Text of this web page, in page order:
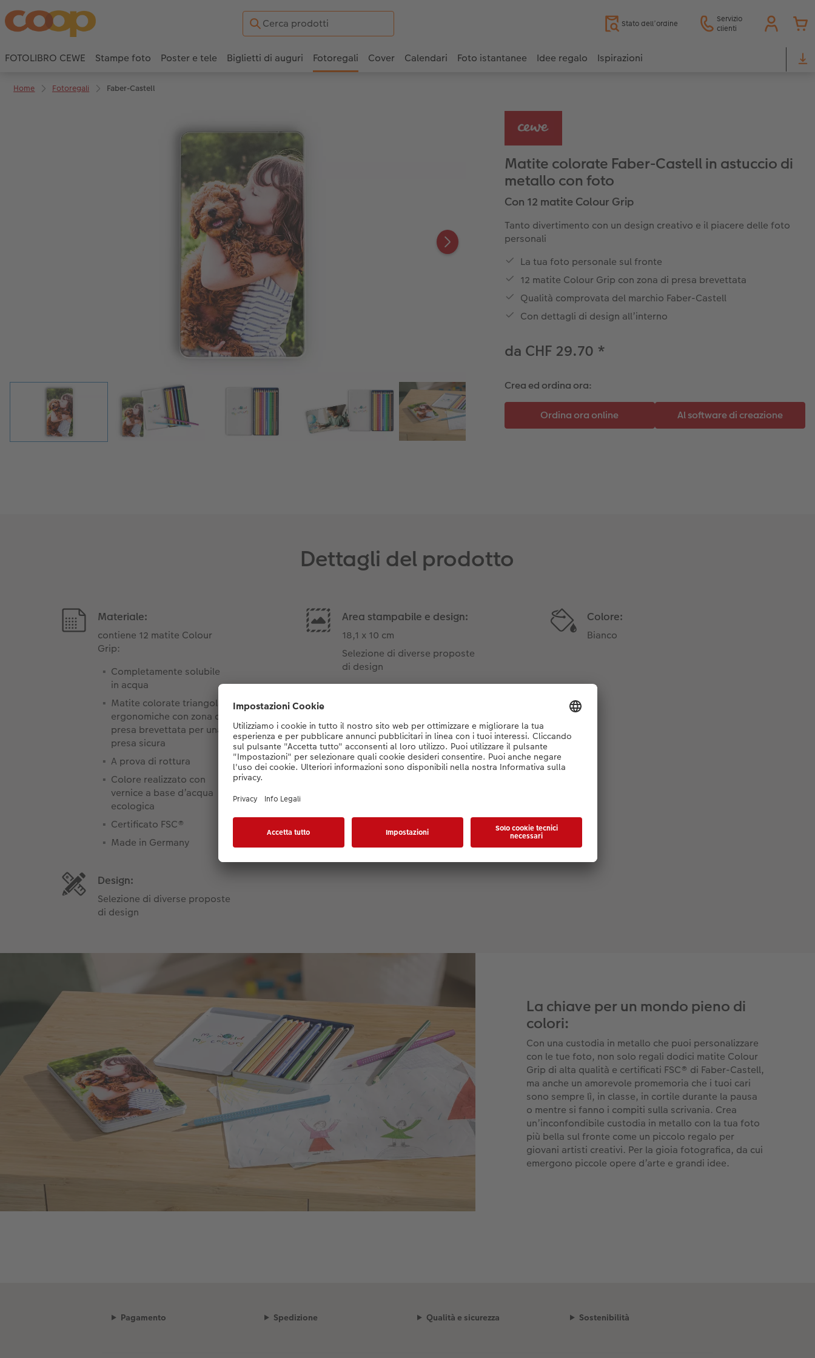
Stato dell’ordine
Servizio
clienti
FOTOLIBRO CEWE Stampe foto Poster e tele Biglietti di auguri Fotoregali Cover Calendari Foto istantanee Idee regalo Ispirazioni
Home Fotoregali Faber-Castell
Matite colorate Faber-Castell in astuccio di
metallo con foto
Con 12 matite Colour Grip
Tanto divertimento con un design creativo e il piacere delle foto
personali
La tua foto personale sul fronte
12 matite Colour Grip con zona di presa brevettata
Qualità comprovata del marchio Faber-Castell
Con dettagli di design all’interno
da CHF 29.70 *
Crea ed ordina ora:
Dettagli del prodotto
Materiale:
contiene 12 matite Colour
Grip:
Completamente solubile
in acqua
Matite colorate triangolari
ergonomiche con zona di
presa brevettata per una
presa sicura
A prova di rottura
Colore realizzato con
vernice a base d’acqua
ecologica
Certificato FSC®
Made in Germany
Area stampabile e design:
18,1 x 10 cm
Selezione di diverse proposte
di design
Colore:
Bianco
Design:
Selezione di diverse proposte
di design
La chiave per un mondo pieno di
colori:
Con una custodia in metallo che puoi personalizzare
con le tue foto, non solo regali dodici matite Colour
Grip di alta qualità e certificati FSC® di Faber-Castell,
ma anche un amorevole promemoria che i tuoi cari
sono sempre lì, in classe, in cortile durante la pausa
o mentre si fanno i compiti sulla scrivania. Crea
un’inconfondibile custodia in metallo con la tua foto
più bella sul fronte come un piccolo regalo per
giovani artisti creativi. Per la gioia fotografica, da cui
emergono piccole opere d’arte e grandi idee.
Pagamento Spedizione Qualità e sicurezza Sostenibilità